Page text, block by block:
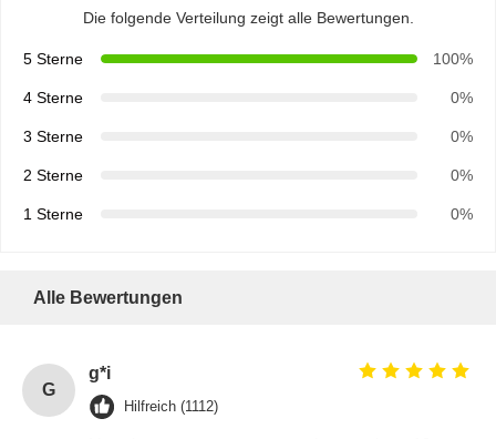
Die folgende Verteilung zeigt alle Bewertungen.
5 Sterne 100%
4 Sterne 0%
3 Sterne 0%
2 Sterne 0%
1 Sterne 0%
Alle Bewertungen
G
g*i
Hilfreich (1112)